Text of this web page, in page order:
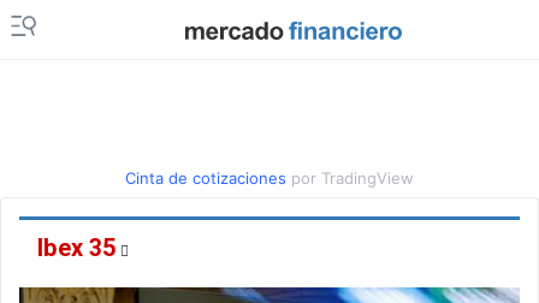
Cinta de cotizaciones por TradingView
Ibex 35